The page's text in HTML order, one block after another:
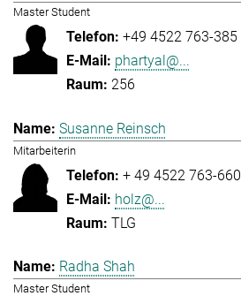
Master Student
+49 4522 763-385
phartyal@...
256
Susanne Reinsch
Mitarbeiterin
+ 49 4522 763-660
holz@...
TLG
Radha Shah
Master Student